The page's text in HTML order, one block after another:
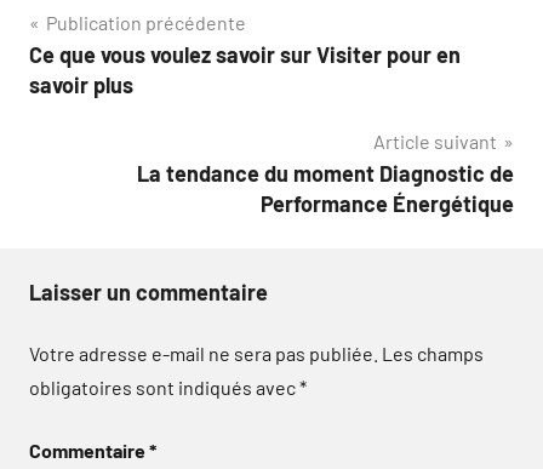
Navigation
de
Publication précédente
Ce que vous voulez savoir sur Visiter pour en
savoir plus
Article suivant
La tendance du moment Diagnostic de
Performance Énergétique
Laisser un commentaire
Votre adresse e-mail ne sera pas publiée. Les champs
obligatoires sont indiqués avec*
Commentaire*